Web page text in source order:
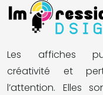
Les affiches
créativité et
l’attention. Elles